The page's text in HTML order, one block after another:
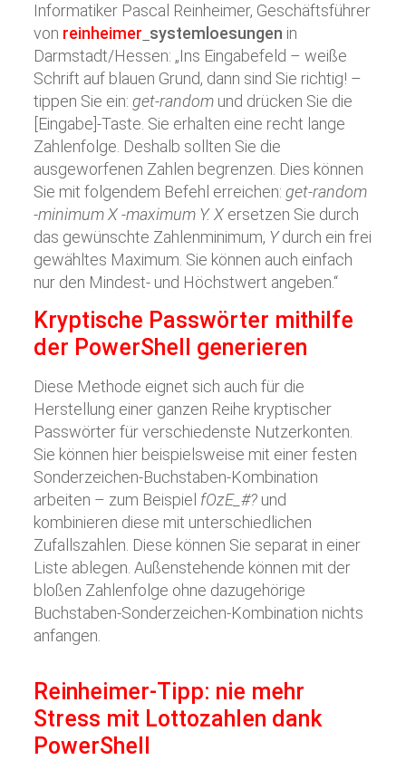
Informatiker Pascal Reinheimer, Geschäftsführer
von reinheimer systemloesungen in
Darmstadt/Hessen: „Ins Eingabefeld – weiße
Schrift auf blauen Grund, dann sind Sie richtig! –
tippen Sie ein:get-random und drücken Sie die
[Eingabe]-Taste. Sie erhalten eine recht lange
Zahlenfolge. Deshalb sollten Sie die
ausgeworfenen Zahlen begrenzen. Dies können
Sie mit folgendem Befehl erreichen:get-random
-minimum X -maximum Y. X ersetzen Sie durch
das gewünschte Zahlenminimum, Ydurch ein frei
gewähltes Maximum. Sie können auch einfach
nur den Mindest- und Höchstwert angeben.“
Kryptische Passwörter mithilfe
der PowerShell generieren
Diese Methode eignet sich auch für die
Herstellung einer ganzen Reihe kryptischer
Passwörter für verschiedenste Nutzerkonten.
Sie können hier beispielsweise mit einer festen
Sonderzeichen-Buchstaben-Kombination
arbeiten – zum Beispiel fOzE_#? und
kombinieren diese mit unterschiedlichen
Zufallszahlen. Diese können Sie separat in einer
Liste ablegen. Außenstehende können mit der
bloßen Zahlenfolge ohne dazugehörige
Buchstaben-Sonderzeichen-Kombination nichts
anfangen.
Reinheimer-Tipp: nie mehr
Stress mit Lottozahlen dank
PowerShell